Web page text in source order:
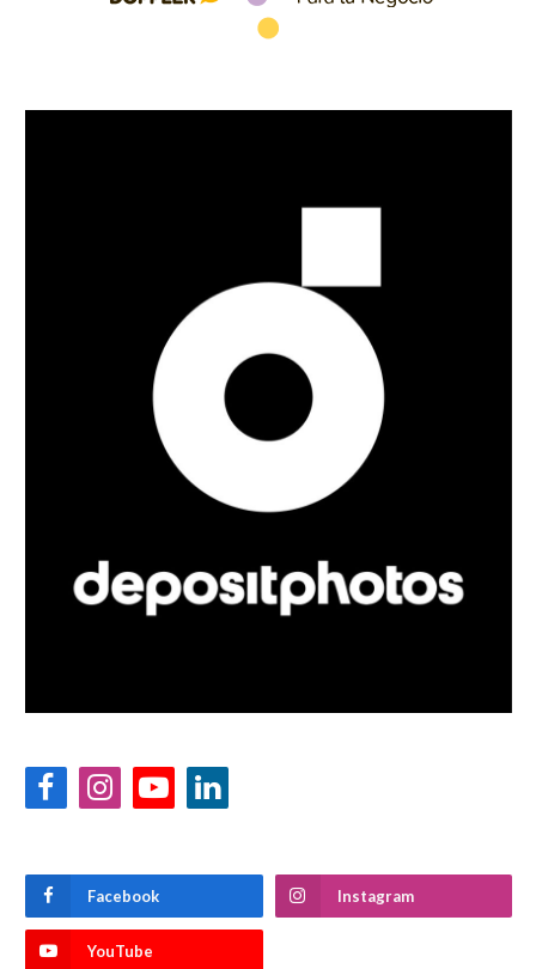
FacebookInstagramYouTubeLinkedIn
Facebook Instagram
YouTube